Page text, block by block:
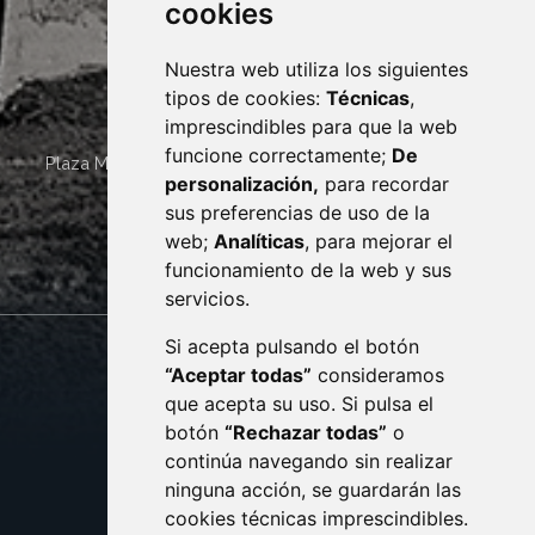
cookies
Nuestra web utiliza los siguientes
tipos de cookies: Técnicas,
imprescindibles para que la web
funcione correctamente; De
personalización, para recordar
sus preferencias de uso de la
web; Analíticas, para mejorar el
funcionamiento de la web y sus
servicios.
Si acepta pulsando el botón
“Aceptar todas” consideramos
que acepta su uso. Si pulsa el
botón “Rechazar todas” o
continúa navegando sin realizar
ninguna acción, se guardarán las
cookies técnicas imprescindibles.
Plaza Mayor 4 22400 MONZÓN - ARAGÓN (ESPAÑA)
· (34) 974 400 700 ·
sac@monzon.es
monzon.es
CONTACTO
AVISO LEGAL
PROTECCIÓN DE DATOS
POLÍTICA DE COOKIES
ACCESIBILIDAD
ENLACE EXTERNO AL